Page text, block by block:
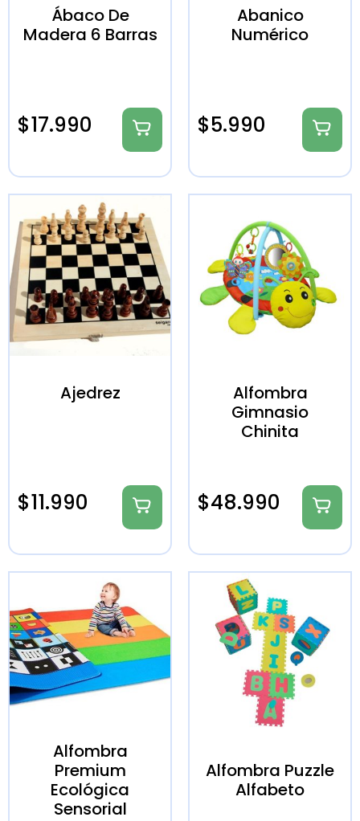
Ábaco De
Madera 6 Barras
$17.990
Abanico
Numérico
$5.990
Ajedrez
$11.990
Alfombra
Gimnasio
Chinita
$48.990
Alfombra
Premium
Ecológica
Sensorial
Alfombra Puzzle
Alfabeto